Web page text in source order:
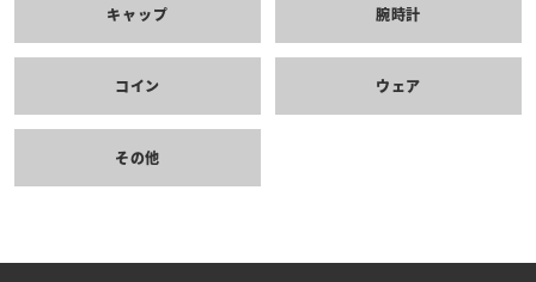
キャップ 腕時計
コイン ウェア
その他